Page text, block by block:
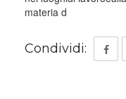
materia d
Condividi: